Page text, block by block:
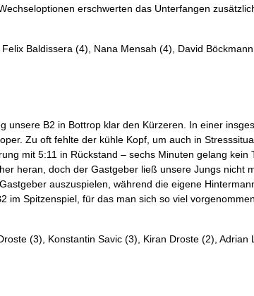
erschwerten das Unterfangen
Baldissera (4), Nana Mensah (4), David
unsere B2 in Bottrop klar den Kürzeren. In einer
Zu oft fehlte der kühle Kopf, um auch in
mit 5:11 in Rückstand – sechs Minuten gelang
heran, doch der Gastgeber ließ unsere Jungs nicht
auszuspielen, während die eigene
im Spitzenspiel, für das man sich so viel
(3), Konstantin Savic (3), Kiran Droste (2), Adrian